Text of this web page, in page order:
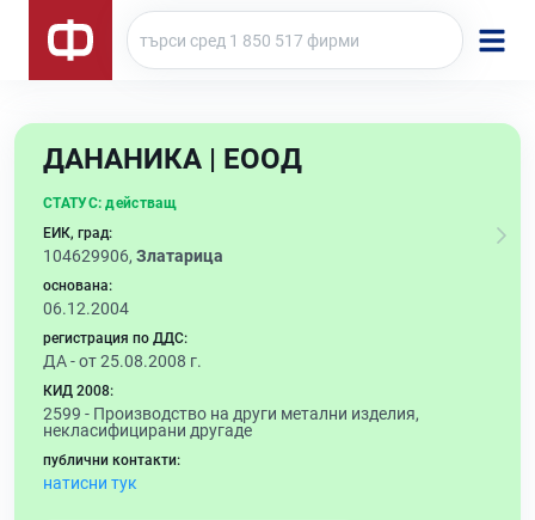
ДАНАНИКА | ЕООД
СТАТУС: действащ
ЕИК, град:
104629906, Златарица
основана:
06.12.2004
регистрация по ДДС:
ДА - от 25.08.2008 г.
КИД 2008:
2599 - Производство на други метални изделия,
некласифицирани другаде
публични контакти:
натисни тук